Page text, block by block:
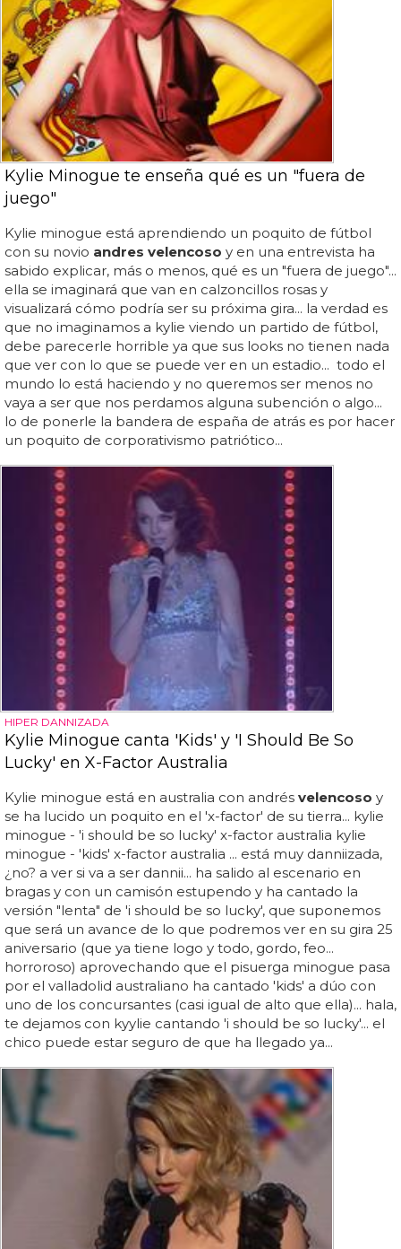
Kylie Minogue te enseña qué es un "fuera de
juego"
Kylie minogue está aprendiendo un poquito de fútbol
con su novio andres velencoso y en una entrevista ha
sabido explicar, más o menos, qué es un "fuera de juego"...
ella se imaginará que van en calzoncillos rosas y
visualizará cómo podría ser su próxima gira... la verdad es
que no imaginamos a kylie viendo un partido de fútbol,
debe parecerle horrible ya que sus looks no tienen nada
que ver con lo que se puede ver en un estadio... todo el
mundo lo está haciendo y no queremos ser menos no
vaya a ser que nos perdamos alguna subención o algo...
lo de ponerle la bandera de españa de atrás es por hacer
un poquito de corporativismo patriótico...
HIPER DANNIZADA
Kylie Minogue canta 'Kids' y 'I Should Be So
Lucky' en X-Factor Australia
Kylie minogue está en australia con andrés velencoso y
se ha lucido un poquito en el 'x-factor' de su tierra... kylie
minogue - 'i should be so lucky' x-factor australia kylie
minogue - 'kids' x-factor australia ... está muy danniizada,
¿no? a ver si va a ser dannii... ha salido al escenario en
bragas y con un camisón estupendo y ha cantado la
versión "lenta" de 'i should be so lucky', que suponemos
que será un avance de lo que podremos ver en su gira 25
aniversario (que ya tiene logo y todo, gordo, feo...
horroroso) aprovechando que el pisuerga minogue pasa
por el valladolid australiano ha cantado 'kids' a dúo con
uno de los concursantes (casi igual de alto que ella)... hala,
te dejamos con kyylie cantando 'i should be so lucky'... el
chico puede estar seguro de que ha llegado ya...